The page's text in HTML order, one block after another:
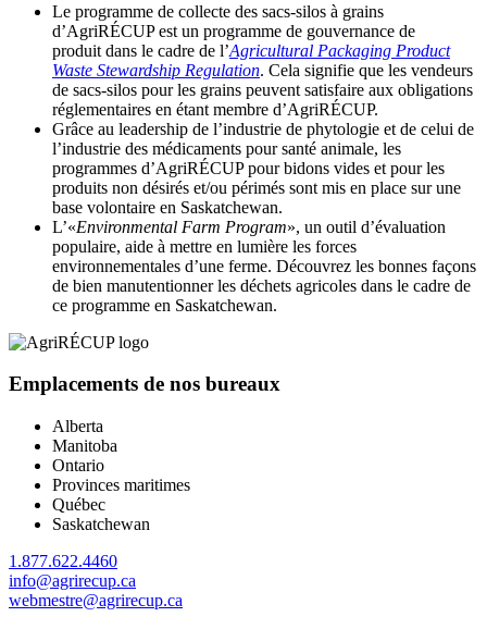
Le programme de collecte des sacs-silos à grains
d’AgriRÉCUP est un programme de gouvernance de
produit dans le cadre de l’Agricultural Packaging Product
Waste Stewardship Regulation. Cela signifie que les vendeurs
de sacs-silos pour les grains peuvent satisfaire aux obligations
réglementaires en étant membre d’AgriRÉCUP.
Grâce au leadership de l’industrie de phytologie et de celui de
l’industrie des médicaments pour santé animale, les
programmes d’AgriRÉCUP pour bidons vides et pour les
produits non désirés et/ou périmés sont mis en place sur une
base volontaire en Saskatchewan.
L’«Environmental Farm Program», un outil d’évaluation
populaire, aide à mettre en lumière les forces
environnementales d’une ferme. Découvrez les bonnes façons
de bien manutentionner les déchets agricoles dans le cadre de
ce programme en Saskatchewan.
Emplacements de nos bureaux
Alberta
Manitoba
Ontario
Provinces maritimes
Québec
Saskatchewan
1.877.622.4460
info@agrirecup.ca
webmestre@agrirecup.ca